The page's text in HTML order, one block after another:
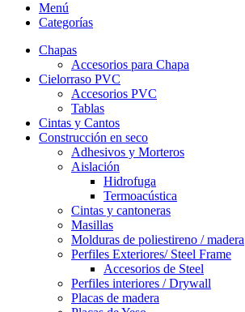
Menú
Categorías
Chapas
Accesorios para Chapa
Cielorraso PVC
Accesorios PVC
Tablas
Cintas y Cantos
Construcción en seco
Adhesivos y Morteros
Aislación
Hidrofuga
Termoacústica
Cintas y cantoneras
Masillas
Molduras de poliestireno / madera
Perfiles Exteriores/ Steel Frame
Accesorios de Steel
Perfiles interiores / Drywall
Placas de madera